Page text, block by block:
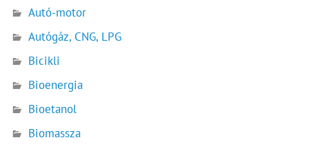
Autó-motor
Autógáz, CNG, LPG
Bicikli
Bioenergia
Bioetanol
Biomassza